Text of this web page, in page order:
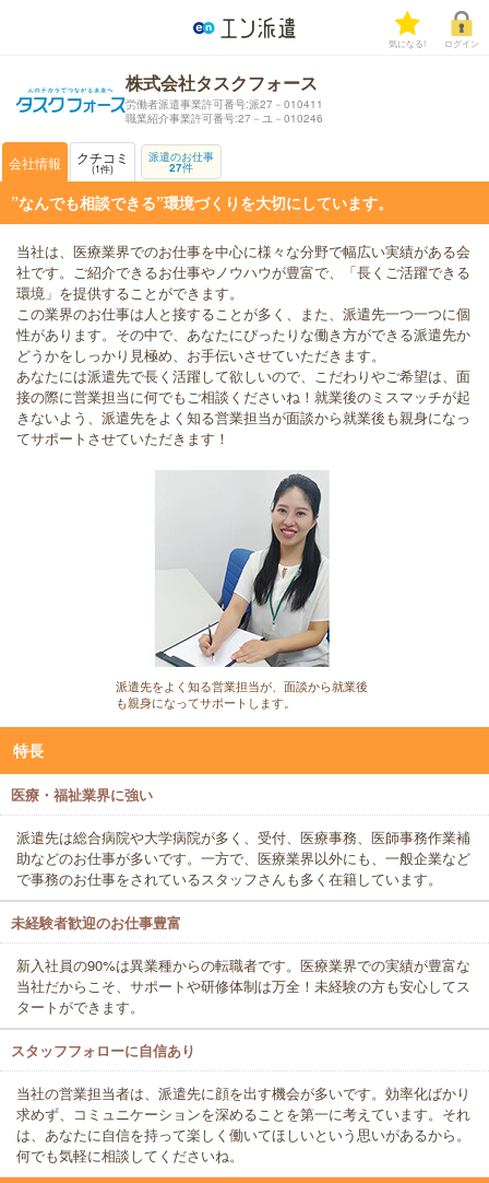
気になる! ログイン
株式会社タスクフォース
労働者派遣事業許可番号:派27－010411
職業紹介事業許可番号:27－ユ－010246
会社情報 クチコミ
1件
派遣のお仕事
27件
”なんでも相談できる”環境づくりを大切にしています。
当社は、医療業界でのお仕事を中心に様々な分野で幅広い実績がある会
社です。ご紹介できるお仕事やノウハウが豊富で、「長くご活躍できる
環境」を提供することができます。
この業界のお仕事は人と接することが多く、また、派遣先一つ一つに個
性があります。その中で、あなたにぴったりな働き方ができる派遣先か
どうかをしっかり見極め、お手伝いさせていただきます。
あなたには派遣先で長く活躍して欲しいので、こだわりやご希望は、面
接の際に営業担当に何でもご相談くださいね！就業後のミスマッチが起
きないよう、派遣先をよく知る営業担当が面談から就業後も親身になっ
てサポートさせていただきます！
派遣先をよく知る営業担当が、面談から就業後
も親身になってサポートします。
特長
医療・福祉業界に強い
派遣先は総合病院や大学病院が多く、受付、医療事務、医師事務作業補
助などのお仕事が多いです。一方で、医療業界以外にも、一般企業など
で事務のお仕事をされているスタッフさんも多く在籍しています。
未経験者歓迎のお仕事豊富
新入社員の90%は異業種からの転職者です。医療業界での実績が豊富な
当社だからこそ、サポートや研修体制は万全！未経験の方も安心してス
タートができます。
スタッフフォローに自信あり
当社の営業担当者は、派遣先に顔を出す機会が多いです。効率化ばかり
求めず、コミュニケーションを深めることを第一に考えています。それ
は、あなたに自信を持って楽しく働いてほしいという思いがあるから。
何でも気軽に相談してくださいね。